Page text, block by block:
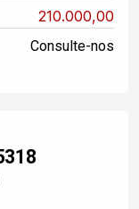
210.000,00
Consulte-nos